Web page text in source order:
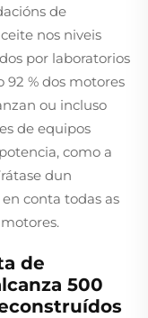
de
nos niveis
por laboratorios
% dos motores
ou incluso
de equipos
como a
dun
conta todas as
de
500